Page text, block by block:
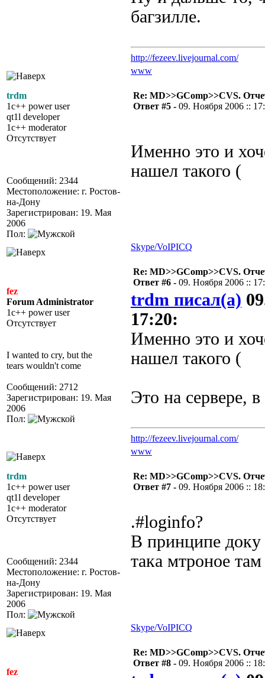
багзилле.
http://fezeev.livejournal.com/
www
trdm
1c++ power user
qt1l developer
1c++ moderator
Отсутствует
Сообщений: 2344
Местоположение: г. Ростов-
на-Дону
Зарегистрирован: 19. Мая
2006
Пол:
Re: MD>>GComp>>CVS.
Ответ #5 - 09. Ноября 2006 ::
Именно это и
нашел такого (
Skype/VoIPICQ
fez
Forum Administrator
1c++ power user
Отсутствует
I wanted to cry, but the
tears wouldn't come
Сообщений: 2712
Зарегистрирован: 19. Мая
2006
Пол:
Re: MD>>GComp>>CVS.
Ответ #6 - 09. Ноября 2006 ::
trdm писал(а)
17:20:
Именно это и
нашел такого (
Это на сервере,
http://fezeev.livejournal.com/
www
trdm
1c++ power user
qt1l developer
1c++ moderator
Отсутствует
Сообщений: 2344
Местоположение: г. Ростов-
на-Дону
Зарегистрирован: 19. Мая
2006
Пол:
Re: MD>>GComp>>CVS.
Ответ #7 - 09. Ноября 2006 ::
.#loginfo?
В принципе
така мтроное
Skype/VoIPICQ
fez
Re: MD>>GComp>>CVS.
Ответ #8 - 09. Ноября 2006 ::